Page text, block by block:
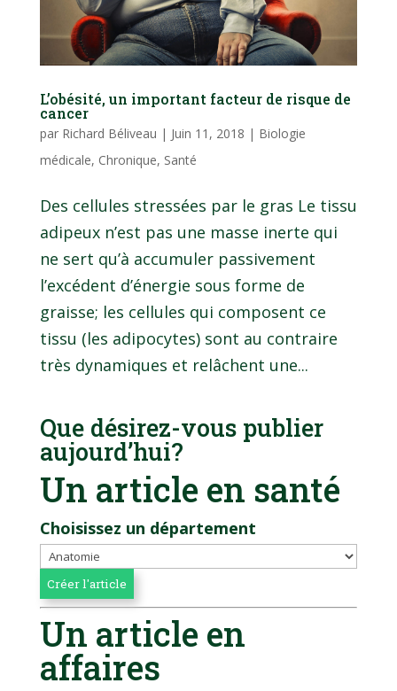
L’obésité, un important facteur de risque de
cancer
par Richard Béliveau | Juin 11, 2018 | Biologie
médicale, Chronique, Santé
Des cellules stressées par le gras Le tissu
adipeux n’est pas une masse inerte qui
ne sert qu’à accumuler passivement
l’excédent d’énergie sous forme de
graisse; les cellules qui composent ce
tissu (les adipocytes) sont au contraire
très dynamiques et relâchent une...
Que désirez-vous publier
aujourd’hui?
Un article en santé
Choisissez un département
Un article en
affaires